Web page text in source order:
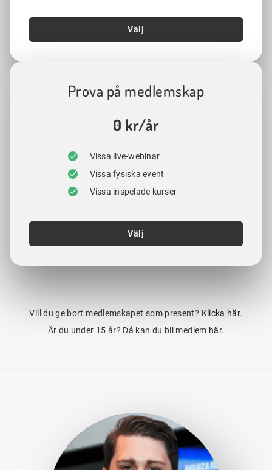
Välj
Prova på medlemskap
0 kr/år
Vissa live-webinar
Vissa fysiska event
Vissa inspelade kurser
Välj
Vill du ge bort medlemskapet som present? Klicka här.
Är du under 15 år? Då kan du bli medlem här.